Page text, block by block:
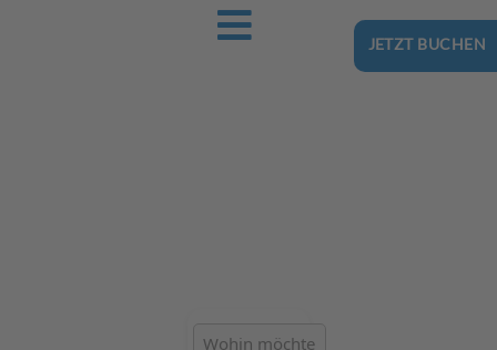
JETZT BUCHEN